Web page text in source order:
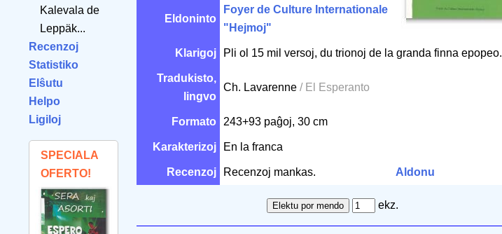
Kalevala de
Leppäk...
Recenzoj
Statistiko
Elŝutu
Helpo
Ligiloj
SPECIALA
OFERTO!
Eldoninto
Foyer de Culture Internationale
"Hejmoj"
Klarigoj Pli ol 15 mil versoj, du trionoj de la granda finna epopeo.
Tradukisto,
lingvo
Ch. Lavarenne / El Esperanto
Formato 243+93 paĝoj, 30 cm
Karakterizoj En la franca
Recenzoj Recenzoj mankas. Aldonu
ekz.